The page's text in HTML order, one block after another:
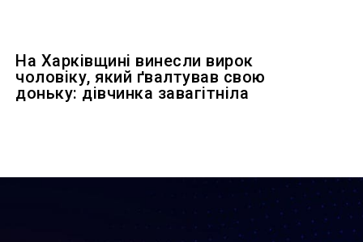
На Харківщині винесли вирок
чоловіку, який ґвалтував свою
доньку: дівчинка завагітніла